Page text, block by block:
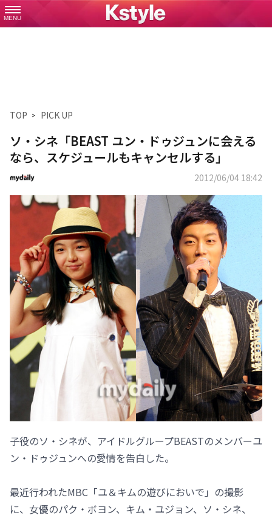
MENU
TOP PICK UP
ソ・シネ「BEAST ユン・ドゥジュンに会える
なら、スケジュールもキャンセルする」
2012/06/04 18:42
子役のソ・シネが、アイドルグループBEASTのメンバーユ
ン・ドゥジュンへの愛情を告白した。
最近行われたMBC「ユ＆キムの遊びにおいで」の撮影
に、女優のパク・ボヨン、キム・ユジョン、ソ・シネ、